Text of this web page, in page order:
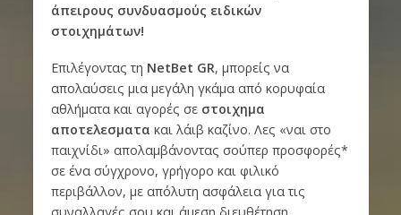
άπειρους συνδυασμούς ειδικών
στοιχημάτων!
Επιλέγοντας τη NetBet GR, μπορείς να
απολαύσεις μια μεγάλη γκάμα από κορυφαία
αθλήματα και αγορές σε στοιχημα
αποτελεσματα και λάιβ καζίνο. Λες «ναι στο
παιχνίδι» απολαμβάνοντας σούπερ προσφορές*
σε ένα σύγχρονο, γρήγορο και φιλικό
περιβάλλον, με απόλυτη ασφάλεια για τις
συναλλαγές σου και άμεση διευθέτηση.